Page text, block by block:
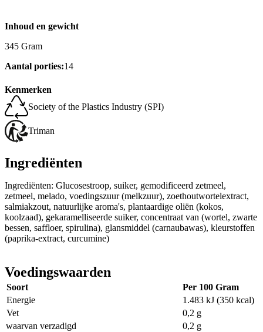
Inhoud en gewicht
345 Gram
Aantal porties:14
Kenmerken
Society of the Plastics Industry (SPI)
Triman
Ingrediënten
Ingrediënten: Glucosestroop, suiker, gemodificeerd zetmeel,
zetmeel, melado, voedingszuur (melkzuur), zoethoutwortelextract,
salmiakzout, natuurlijke aroma's, plantaardige oliën (kokos,
koolzaad), gekaramelliseerde suiker, concentraat van (wortel, zwarte
bessen, saffloer, spirulina), glansmiddel (carnaubawas), kleurstoffen
(paprika-extract, curcumine)
Voedingswaarden
Soort
Per 100 Gram
Energie
1.483 kJ (350 kcal)
Vet
0,2 g
waarvan verzadigd
0,2 g